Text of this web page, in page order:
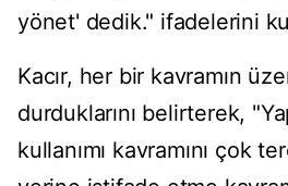
yönet' dedik." ifadelerini
Kacır, her bir kavramın
durduklarını belirterek,
kullanımı kavramını çok